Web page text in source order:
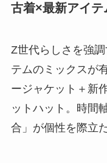
古着×最新アイテ
Z世代らしさを強
テムのミックスが
ージャケット＋新
ットハット。時間
合」が個性を際立